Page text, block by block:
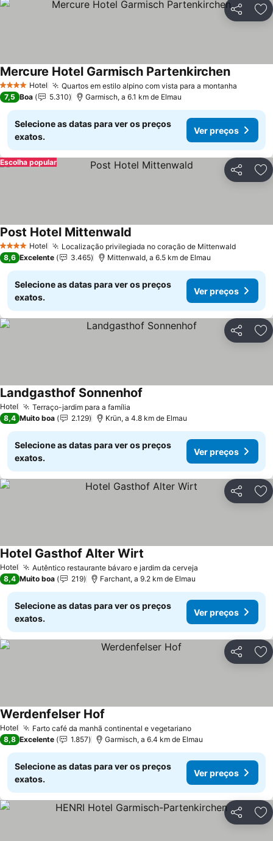
Partilhar
4 EstrelasHotel Quartos em estilo alpino com vista para a montanha
Mercure Hotel Garmisch PartenkirchenVer
7,5 Boa 5.310 Garmisch, a 6.1 km de Elmau
Selecione as datas para ver os preços
exatos.
Ver preços
Partilhar
Escolha popular
4 EstrelasHotel Localização privilegiada no coração de MittenwaldVer
Post Hotel Mittenwald
8,6 Excelente 3.465 Mittenwald, a 6.5 km de Elmau
Selecione as datas para ver os preços
exatos.
Ver preços
Partilhar
Hotel Terraço-jardim para a família
Landgasthof Sonnenhof
8,4 Muito boa 2.129 Krün, a 4.8 km de Elmau
Selecione as datas para ver os preços
exatos.
Ver preços
Partilhar
Hotel Autêntico restaurante bávaro e jardim da cerveja
Hotel Gasthof Alter Wirt
8,4 Muito boa 219 Farchant, a 9.2 km de Elmau
Selecione as datas para ver os preços
exatos.
Ver preços
Partilhar
Hotel Farto café da manhã continental e vegetarianoVer preços
Werdenfelser Hof
8,8 Excelente 1.857 Garmisch, a 6.4 km de Elmau
Selecione as datas para ver os preços
exatos.
Ver preços
Partilhar